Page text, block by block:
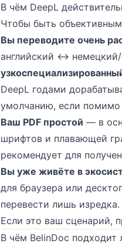
В чём DeepL
Чтобы быть
Вы переводите очень
английский ↔
DeepL годами
умолчанию, если помимо
Ваш PDF простой — в
шрифтов и плавающей
рекомендует для
Вы уже живёте в
для браузера или
перевести лишь изредка.
Если это ваш сценарий,
В чём BelinDoc подходит